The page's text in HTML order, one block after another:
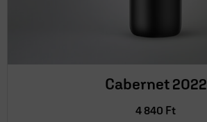
Cabernet 2022
4 840 Ft